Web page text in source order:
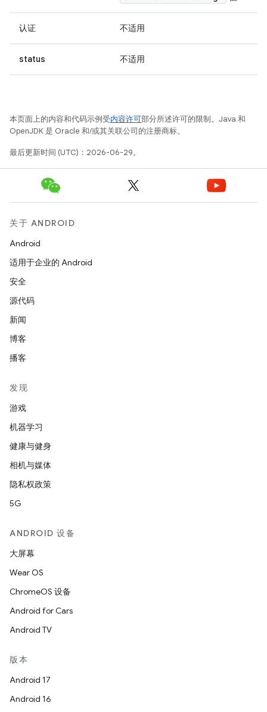
认证 不适用
status 不适用
本页面上的内容和代码示例受内容许可部分所述许可的限制。Java 和
OpenJDK 是 Oracle 和/或其关联公司的注册商标。
最后更新时间 (UTC)：2026-06-29。
关于 ANDROID
Android
适用于企业的 Android
安全
源代码
新闻
博客
播客
发现
游戏
机器学习
健康与健身
相机与媒体
隐私权政策
5G
ANDROID 设备
大屏幕
Wear OS
ChromeOS 设备
Android for Cars
Android TV
版本
Android 17
Android 16